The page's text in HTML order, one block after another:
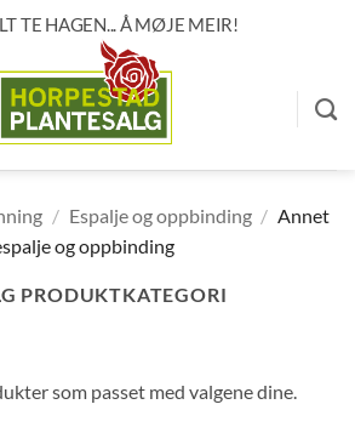
TE HAGEN... Å MØJE MEIR!
/ Espalje og oppbinding / Annet
og oppbinding
PRODUKTKATEGORI
som passet med valgene dine.